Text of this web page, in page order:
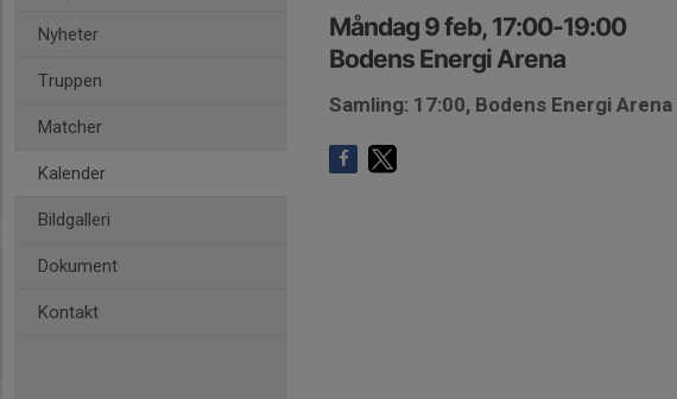
Nyheter
Truppen
Matcher
Kalender
Bildgalleri
Dokument
Kontakt
Måndag 9 feb, 17:00-19:00
Bodens Energi Arena
Samling: 17:00, Bodens Energi Arena